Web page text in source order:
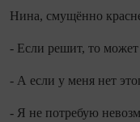
Нина, смущённо
- Если решит, то может
- А если у меня нет
- Я не потребую